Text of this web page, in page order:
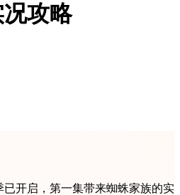
攻略
已开启，第一集带来蜘蛛家族的实